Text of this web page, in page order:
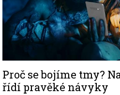
Proč se bojíme tmy?
řídí pravěké návyky